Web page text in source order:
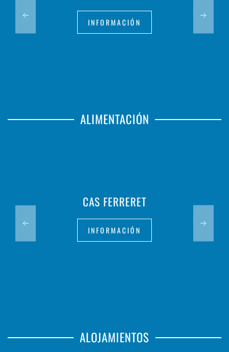
INFORMACIÓN
ALIMENTACIÓN
CAS FERRERET
INFORMACIÓN
ALOJAMIENTOS